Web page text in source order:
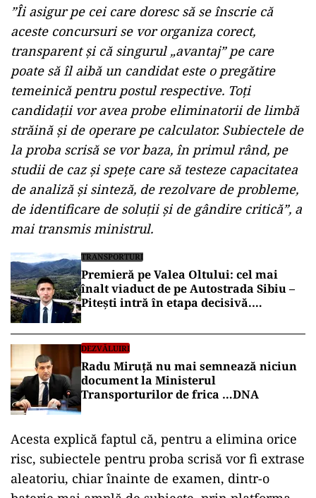
”Îi asigur pe cei care doresc să se înscrie că
aceste concursuri se vor organiza corect,
transparent şi că singurul „avantaj” pe care
poate să îl aibă un candidat este o pregătire
temeinică pentru postul respective. Toţi
candidaţii vor avea probe eliminatorii de limbă
străină şi de operare pe calculator. Subiectele de
la proba scrisă se vor baza, în primul rând, pe
studii de caz şi speţe care să testeze capacitatea
de analiză şi sinteză, de rezolvare de probleme,
de identificare de soluţii şi de gândire critică”, a
mai transmis ministrul.
TRANSPORTURI
Premieră pe Valea Oltului: cel mai
înalt viaduct de pe Autostrada Sibiu –
Pitești intră în etapa decisivă.
anunță unde s-a ajuns cu lucrările
(VIDEO)
DEZVĂLUIRI
Radu Miruță nu mai semnează niciun
document la Ministerul
Transporturilor de frica …DNA
Acesta explică faptul că, pentru a elimina orice
risc, subiectele pentru proba scrisă vor fi extrase
aleatoriu, chiar înainte de examen, dintr-o